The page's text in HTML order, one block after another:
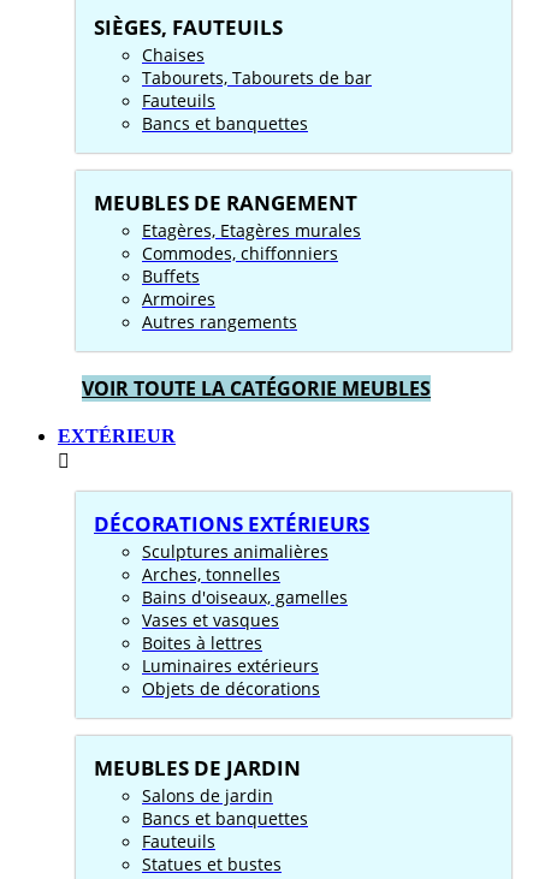
SIÈGES, FAUTEUILS
Chaises
Tabourets, Tabourets de bar
Fauteuils
Bancs et banquettes
MEUBLES DE RANGEMENT
Etagères, Etagères murales
Commodes, chiffonniers
Buffets
Armoires
Autres rangements
VOIR TOUTE LA CATÉGORIE MEUBLES
EXTÉRIEUR
DÉCORATIONS EXTÉRIEURS
Sculptures animalières
Arches, tonnelles
Bains d'oiseaux, gamelles
Vases et vasques
Boites à lettres
Luminaires extérieurs
Objets de décorations
MEUBLES DE JARDIN
Salons de jardin
Bancs et banquettes
Fauteuils
Statues et bustes